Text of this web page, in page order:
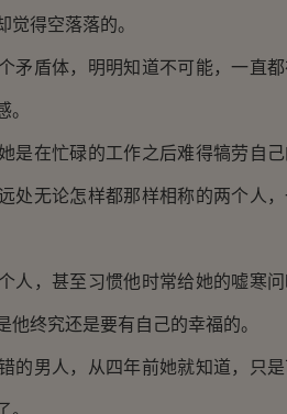
觉得空落落的。
盾体，明明知道不可能，一直都
。
在忙碌的工作之后难得犒劳自己
处无论怎样都那样相称的两个人
，甚至习惯他时常给她的嘘寒问
他终究还是要有自己的幸福的。
男人，从四年前她就知道，只是
。